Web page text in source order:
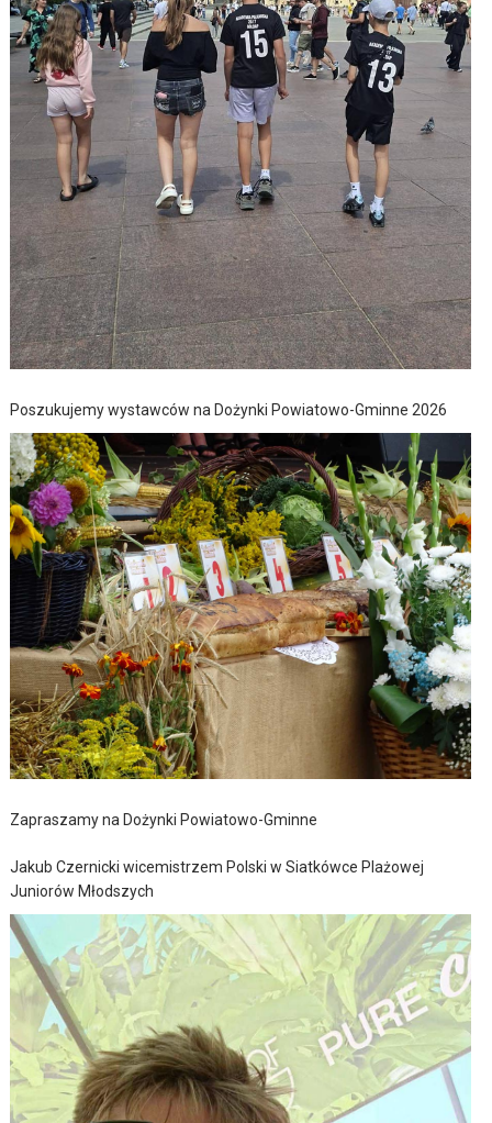
Poszukujemy wystawców na Dożynki Powiatowo-Gminne 2026
Zapraszamy na Dożynki Powiatowo-Gminne
Jakub Czernicki wicemistrzem Polski w Siatkówce Plażowej
Juniorów Młodszych